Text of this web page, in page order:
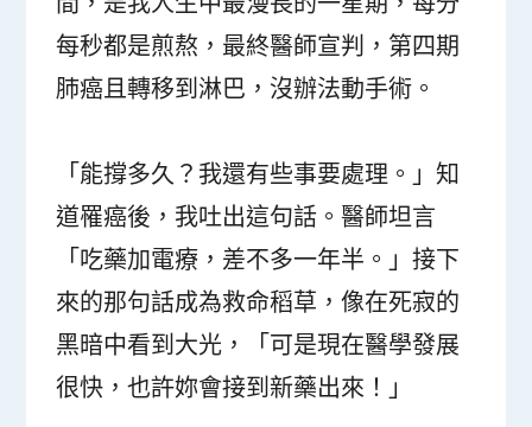
每秒都是煎熬，最終醫師宣判，第四期
肺癌且轉移到淋巴，沒辦法動手術。
「能撐多久？我還有些事要處理。」知
道罹癌後，我吐出這句話。醫師坦言
「吃藥加電療，差不多一年半。」接下
來的那句話成為救命稻草，像在死寂的
黑暗中看到大光，「可是現在醫學發展
很快，也許妳會接到新藥出來！」